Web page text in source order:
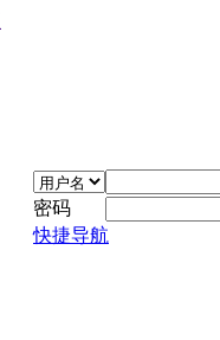
密码
快捷导航